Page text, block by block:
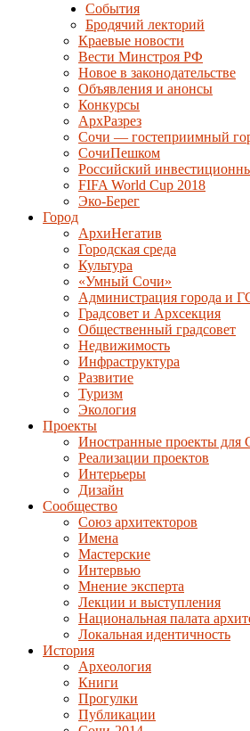
События
Бродячий лекторий
Краевые новости
Вести Минстроя РФ
Новое в законодательстве
Объявления и анонсы
Конкурсы
АрхРазрез
Сочи — гостеприимный
СочиПешком
Российский
FIFA World Cup 2018
Эко-Берег
Город
АрхиНегатив
Городская среда
Культура
«Умный Сочи»
Администрация города и
Градсовет и Архсекция
Общественный градсовет
Недвижимость
Инфраструктура
Развитие
Туризм
Экология
Проекты
Иностранные проекты для
Реализации проектов
Интерьеры
Дизайн
Сообщество
Союз архитекторов
Имена
Мастерские
Интервью
Мнение эксперта
Лекции и выступления
Национальная палата
Локальная идентичность
История
Археология
Книги
Прогулки
Публикации